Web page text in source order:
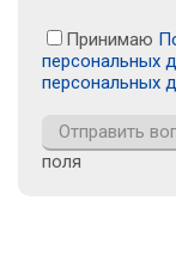
Принимаю
персональных
персональных
поля